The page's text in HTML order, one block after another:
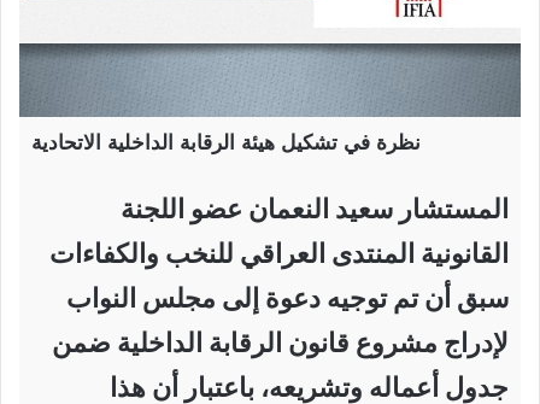
نظرة في تشكيل هيئة الرقابة الداخلية الاتحادية
المستشار سعيد النعمان عضو اللجنة
القانونية المنتدى العراقي للنخب والكفاءات
سبق أن تم توجيه دعوة إلى مجلس النواب
لإدراج مشروع قانون الرقابة الداخلية ضمن
جدول أعماله وتشريعه، باعتبار أن هذا